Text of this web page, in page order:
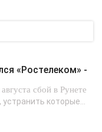
«Ростелеком» -
сбой в Рунете
которые...